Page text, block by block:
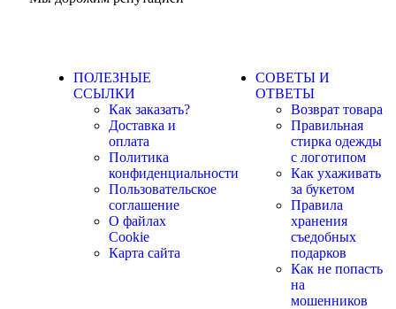
ПОЛЕЗНЫЕ
ССЫЛКИ
Как заказать?
Доставка и
оплата
Политика
конфиденциальности
Пользовательское
соглашение
О файлах
Cookie
Карта сайта
СОВЕТЫ И
ОТВЕТЫ
Возврат товара
Правильная
стирка одежды
с логотипом
Как ухаживать
за букетом
Правила
хранения
съедобных
подарков
Как не попасть
на
мошенников